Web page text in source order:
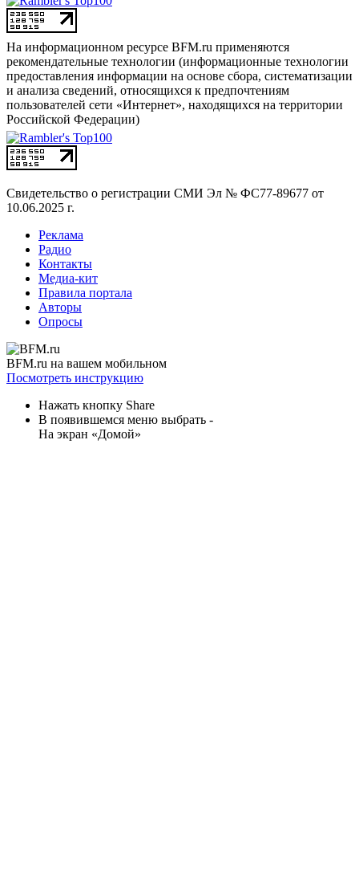
На информационном ресурсе BFM.ru применяются
рекомендательные технологии (информационные технологии
предоставления информации на основе сбора, систематизации
и анализа сведений, относящихся к предпочтениям
пользователей сети «Интернет», находящихся на территории
Российской Федерации)
Свидетельство о регистрации СМИ Эл № ФС77-89677 от
10.06.2025 г.
Реклама
Радио
Контакты
Медиа-кит
Правила портала
Авторы
Опросы
BFM.ru на вашем мобильном
Посмотреть инструкцию
Нажать кнопку Share
В появившемся меню выбрать -
На экран «Домой»